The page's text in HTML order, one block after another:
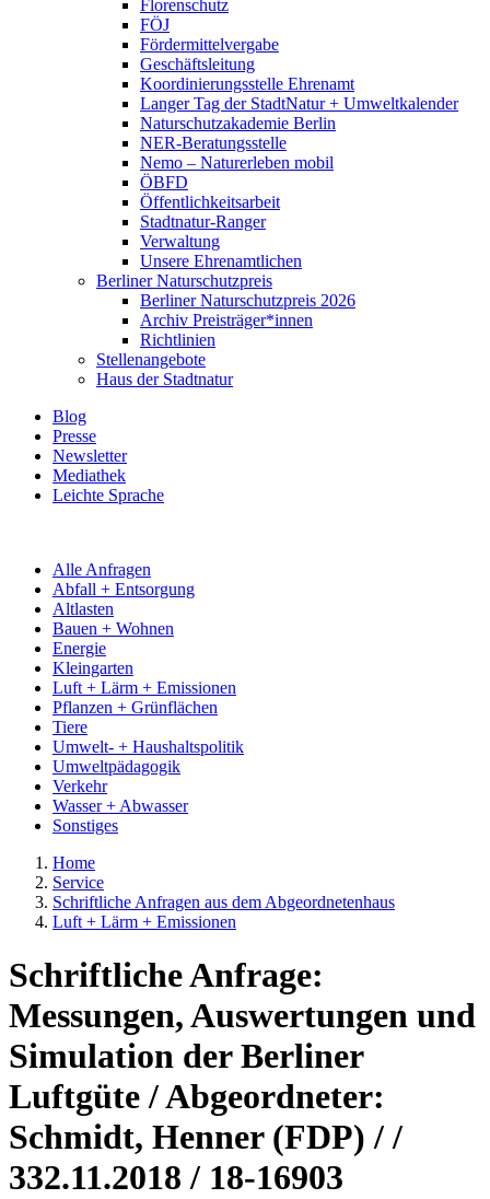
Florenschutz
FÖJ
Fördermittelvergabe
Geschäftsleitung
Koordinierungsstelle Ehrenamt
Langer Tag der StadtNatur + Umweltkalender
Naturschutzakademie Berlin
NER-Beratungsstelle
Nemo – Naturerleben mobil
ÖBFD
Öffentlichkeitsarbeit
Stadtnatur-Ranger
Verwaltung
Unsere Ehrenamtlichen
Berliner Naturschutzpreis
Berliner Naturschutzpreis 2026
Archiv Preisträger*innen
Richtlinien
Stellenangebote
Haus der Stadtnatur
Blog
Presse
Newsletter
Mediathek
Leichte Sprache
Alle Anfragen
Abfall + Entsorgung
Altlasten
Bauen + Wohnen
Energie
Kleingarten
Luft + Lärm + Emissionen
Pflanzen + Grünflächen
Tiere
Umwelt- + Haushaltspolitik
Umweltpädagogik
Verkehr
Wasser + Abwasser
Sonstiges
Home
Service
Schriftliche Anfragen aus dem Abgeordnetenhaus
Luft + Lärm + Emissionen
Schriftliche Anfrage:
Messungen, Auswertungen und
Simulation der Berliner
Luftgüte / Abgeordneter:
Schmidt, Henner (FDP) / /
332.11.2018 / 18-16903